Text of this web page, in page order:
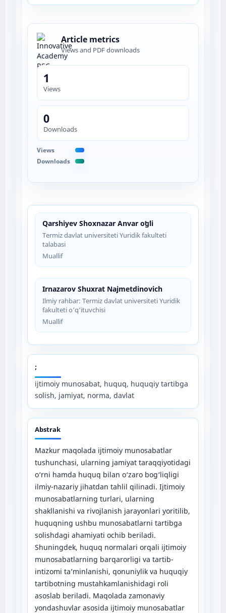
Qarshiyev Shoxnazar Anvar oʻgʻli
Termiz davlat universiteti Yuridik fakulteti
talabasi
Muallif
Irnazarov Shuxrat Najmetdinovich
Ilmiy rahbar: Termiz davlat universiteti Yuridik
fakulteti o‘q‘ituvchisi
Muallif
;
ijtimoiy munosabat, huquq, huquqiy tartibga
solish, jamiyat, norma, davlat
Abstrak
Mazkur maqolada ijtimoiy munosabatlar
tushunchasi, ularning jamiyat taraqqiyotidagi
o‘rni hamda huquq bilan o‘zaro bog‘liqligi
ilmiy-nazariy jihatdan tahlil qilinadi. Ijtimoiy
munosabatlarning turlari, ularning
shakllanishi va rivojlanish jarayonlari yoritilib,
huquqning ushbu munosabatlarni tartibga
solishdagi ahamiyati ochib beriladi.
Shuningdek, huquq normalari orqali ijtimoiy
munosabatlarning barqarorligi va tartib-
intizomi ta’minlanishi, qonuniylik va huquqiy
tartibotning mustahkamlanishidagi roli
asoslab beriladi. Maqolada zamonaviy
yondashuvlar asosida ijtimoiy munosabatlar
Article metrics
Views and PDF downloads
1
Views
0
Downloads
Views
Downloads